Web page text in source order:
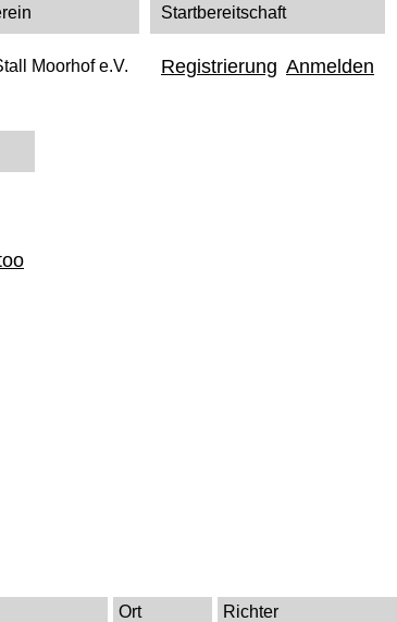
Startbereitschaft
Moorhof e.V. Registrierung Anmelden
Ort Richter